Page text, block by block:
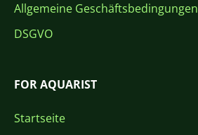
Allgemeine Geschäftsbedingungen
DSGVO
FOR AQUARIST
Startseite